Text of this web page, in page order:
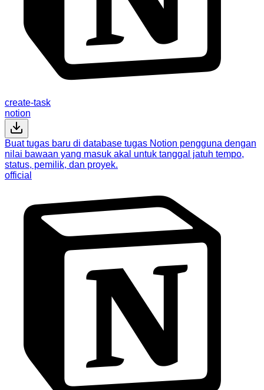
create-task
notion
Buat tugas baru di database tugas Notion pengguna dengan
nilai bawaan yang masuk akal untuk tanggal jatuh tempo,
status, pemilik, dan proyek.
official